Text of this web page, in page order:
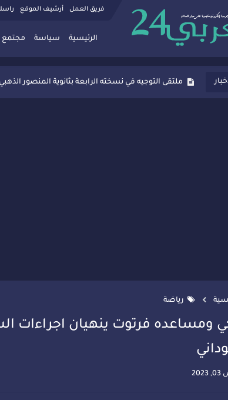
فريق العمل أرشيف الموقع
الرئيسية سياسة مجتمع
ثانوية المنصور الذهبي بسيدي قاسم تُعزّز ثقافة
ملتقى التوجيه في نسخته الرابعة بثانوية المنصور
رياضة
ومساعده فرتوت ينهيان اجراءات